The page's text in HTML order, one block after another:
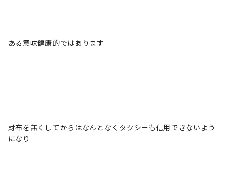
ある意味健康的ではあります
財布を無くしてからはなんとなくタクシーも信用できないよう
になり